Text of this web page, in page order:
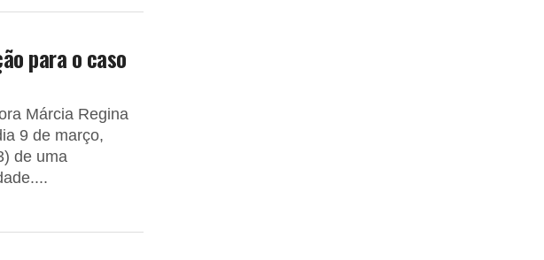
para o caso
Márcia Regina
9 de março,
de uma